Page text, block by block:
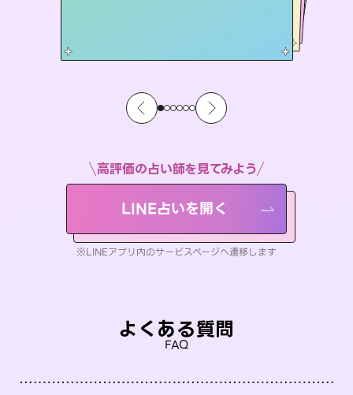
高評価の占い師を見てみよう
LINE占いを開く
※LINEアプリ内のサービスページへ遷移します
よくある質問
FAQ